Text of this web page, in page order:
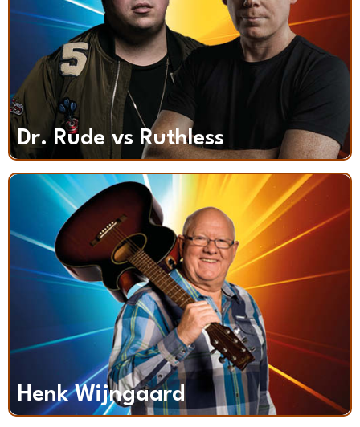
Dr. Rude vs Ruthless
Henk Wijngaard